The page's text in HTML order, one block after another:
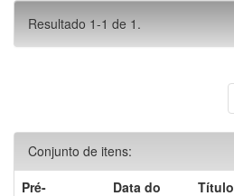
Resultado 1-1 de 1.
Conjunto de itens:
Pré-
Data do
Título